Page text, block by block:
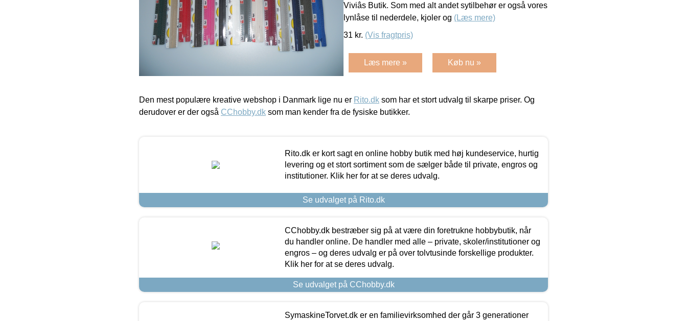
Viviâs Butik. Som med alt andet sytilbehør er også vores
lynlåse til nederdele, kjoler og (Læs mere)
31 kr. (Vis fragtpris)
Læs mere » Køb nu »
Den mest populære kreative webshop i Danmark lige nu er Rito.dk som har et stort udvalg til skarpe priser. Og
derudover er der også CChobby.dk som man kender fra de fysiske butikker.
Rito.dk er kort sagt en online hobby butik med høj kundeservice, hurtig
levering og et stort sortiment som de sælger både til private, engros og
institutioner. Klik her for at se deres udvalg.
Se udvalget på Rito.dk
CChobby.dk bestræber sig på at være din foretrukne hobbybutik, når
du handler online. De handler med alle – private, skoler/institutioner og
engros – og deres udvalg er på over tolvtusinde forskellige produkter.
Klik her for at se deres udvalg.
Se udvalget på CChobby.dk
SymaskineTorvet.dk er en familievirksomhed der går 3 generationer